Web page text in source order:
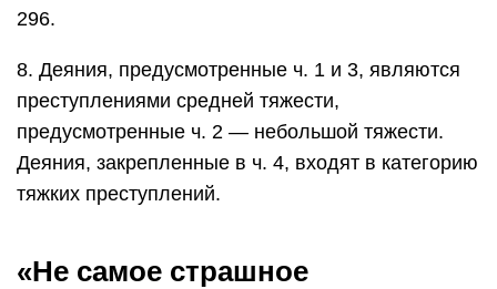
296.
8. Деяния, предусмотренные ч. 1 и 3, являются
преступлениями средней тяжести,
предусмотренные ч. 2 — небольшой тяжести.
Деяния, закрепленные в ч. 4, входят в категорию
тяжких преступлений.
«Не самое страшное